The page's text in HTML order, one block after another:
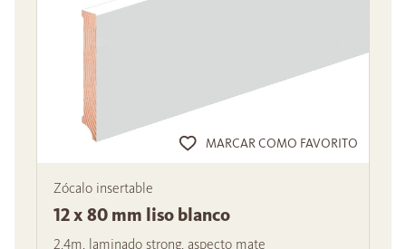
MARCAR COMO FAVORITO
Zócalo insertable
12 x 80 mm liso blanco
2,4m, laminado strong, aspecto mate